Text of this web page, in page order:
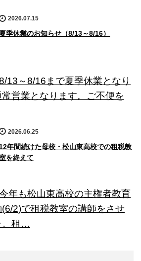
2026.07.15
季休業のお知らせ（8/13～8/16）
13～8/16まで夏季休業となり
営業となります。ご不便を
2026.06.25
12年間続けた母校・松山東高校での租税教
を終えて
年も松山東高校の主権者教育
2)で租税教室の講師をさせ
。租…